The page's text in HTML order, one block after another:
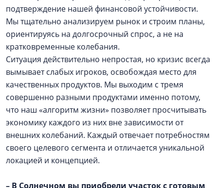
подтверждение нашей финансовой устойчивости.
Мы тщательно анализируем рынок и строим планы,
ориентируясь на долгосрочный спрос, а не на
кратковременные колебания.
Ситуация действительно непростая, но кризис всегда
вымывает слабых игроков, освобождая место для
качественных продуктов. Мы выходим с тремя
совершенно разными продуктами именно потому,
что наш «алгоритм жизни» позволяет просчитывать
экономику каждого из них вне зависимости от
внешних колебаний. Каждый отвечает потребностям
своего целевого сегмента и отличается уникальной
локацией и концепцией.
– В Солнечном вы приобрели участок с готовым